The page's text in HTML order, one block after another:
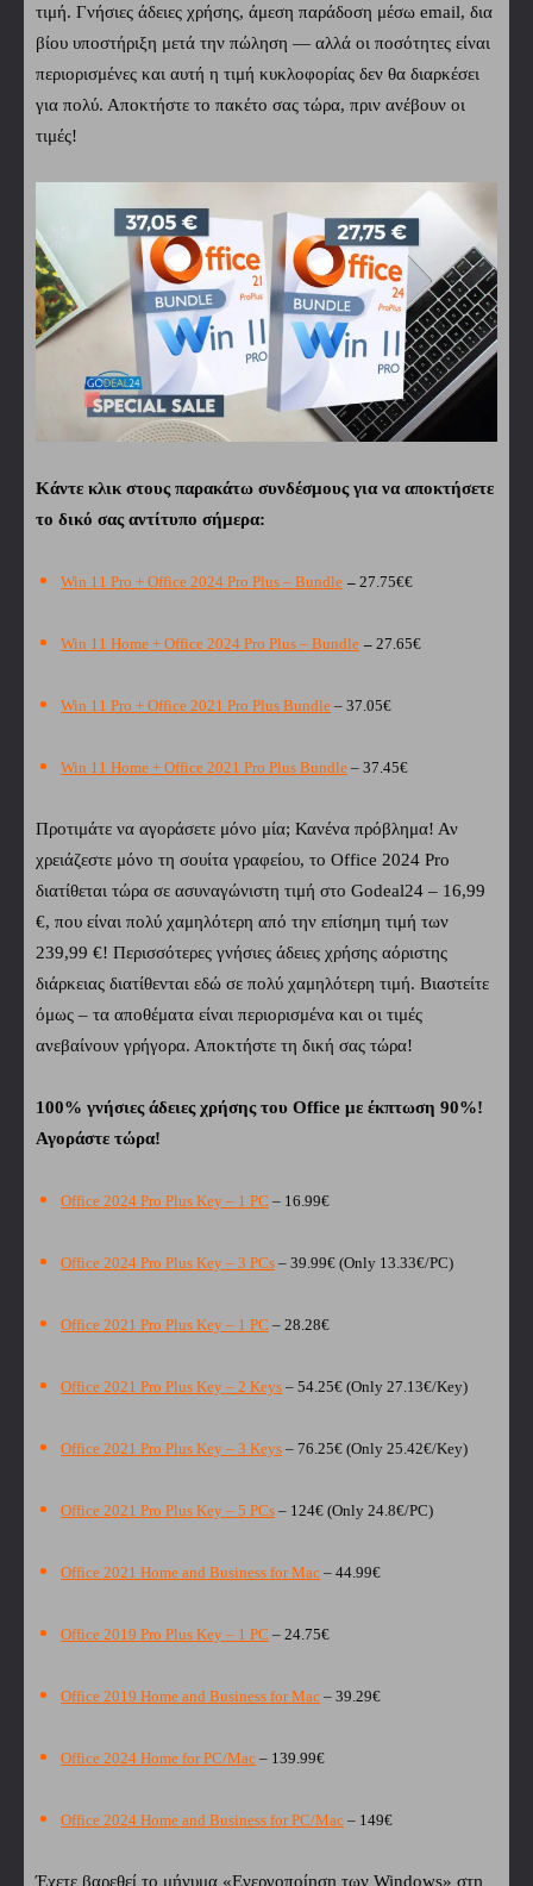
τιμή. Γνήσιες άδειες χρήσης, άμεση παράδοση μέσω email, δια
βίου υποστήριξη μετά την πώληση — αλλά οι ποσότητες είναι
περιορισμένες και αυτή η τιμή κυκλοφορίας δεν θα διαρκέσει
για πολύ. Αποκτήστε το πακέτο σας τώρα, πριν ανέβουν οι
τιμές!
Κάντε κλικ στους παρακάτω συνδέσμους για να αποκτήσετε
το δικό σας αντίτυπο σήμερα:
Win 11 Pro + Office 2024 Pro Plus – Bundle – 27.75€€
Win 11 Home + Office 2024 Pro Plus – Bundle – 27.65€
Win 11 Pro + Office 2021 Pro Plus Bundle – 37.05€
Win 11 Home + Office 2021 Pro Plus Bundle – 37.45€
Προτιμάτε να αγοράσετε μόνο μία; Κανένα πρόβλημα! Αν
χρειάζεστε μόνο τη σουίτα γραφείου, το Office 2024 Pro
διατίθεται τώρα σε ασυναγώνιστη τιμή στο Godeal24 – 16,99
€, που είναι πολύ χαμηλότερη από την επίσημη τιμή των
239,99 €! Περισσότερες γνήσιες άδειες χρήσης αόριστης
διάρκειας διατίθενται εδώ σε πολύ χαμηλότερη τιμή. Βιαστείτε
όμως – τα αποθέματα είναι περιορισμένα και οι τιμές
ανεβαίνουν γρήγορα. Αποκτήστε τη δική σας τώρα!
100% γνήσιες άδειες χρήσης του Office με έκπτωση 90%!
Αγοράστε τώρα!
Office 2024 Pro Plus Key – 1 PC – 16.99€
Office 2024 Pro Plus Key – 3 PCs – 39.99€ (Only 13.33€/PC)
Office 2021 Pro Plus Key – 1 PC – 28.28€
Office 2021 Pro Plus Key – 2 Keys – 54.25€ (Only 27.13€/Key)
Office 2021 Pro Plus Key – 3 Keys – 76.25€ (Only 25.42€/Key)
Office 2021 Pro Plus Key – 5 PCs – 124€ (Only 24.8€/PC)
Office 2021 Home and Business for Mac – 44.99€
Office 2019 Pro Plus Key – 1 PC – 24.75€
Office 2019 Home and Business for Mac – 39.29€
Office 2024 Home for PC/Mac – 139.99€
Office 2024 Home and Business for PC/Mac – 149€
Έχετε βαρεθεί το μήνυμα «Ενεργοποίηση των Windows» στη